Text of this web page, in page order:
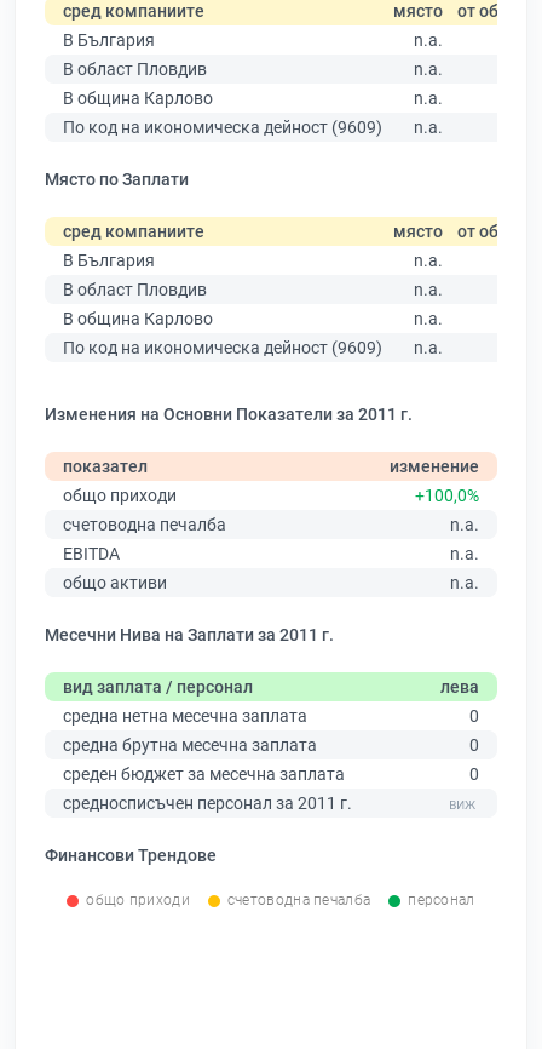
сред компаниите място от общо
В България
n.a.
В област Пловдив
n.a.
В община Карлово
n.a.
По код на икономическа дейност (9609)
n.a.
Място по Заплати
сред компаниите място от общо
В България
n.a.
В област Пловдив
n.a.
В община Карлово
n.a.
По код на икономическа дейност (9609)
n.a.
Изменения на Основни Показатели за 2011 г.
показател
изменение
общо приходи
+100,0%
счетоводна печалба
n.a.
EBITDA
n.a.
общо активи
n.a.
Месечни Нива на Заплати за 2011 г.
вид заплата / персонал
лева
средна нетна месечна заплата
0
средна брутна месечна заплата
0
среден бюджет за месечна заплата
0
средносписъчен персонал за 2011 г.
Финансови Трендове
общо приходи счетоводна печалба персонал